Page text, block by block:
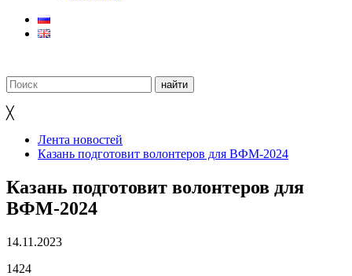
╳
Лента новостей
Казань подготовит волонтеров для ВФМ-2024
Казань подготовит волонтеров для
ВФМ-2024
14.11.2023
1424